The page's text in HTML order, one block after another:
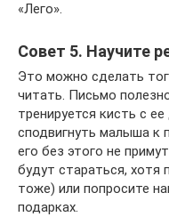
«Лего».
Совет 5. Научите
Это можно сделать
читать. Письмо
тренируется кисть с
сподвигнуть малыша к
его без этого не
будут стараться, хотя
тоже) или попросите
подарках.